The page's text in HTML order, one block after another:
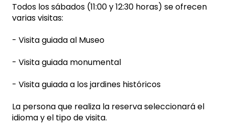
Todos los sábados (11:00 y 12:30 horas) se ofrecen
varias visitas:
- Visita guiada al Museo
- Visita guiada monumental
- Visita guiada a los jardines históricos
La persona que realiza la reserva seleccionará el
idioma y el tipo de visita.